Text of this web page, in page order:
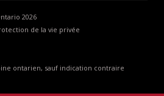
2026
de la vie privée
ontarien, sauf indication contraire